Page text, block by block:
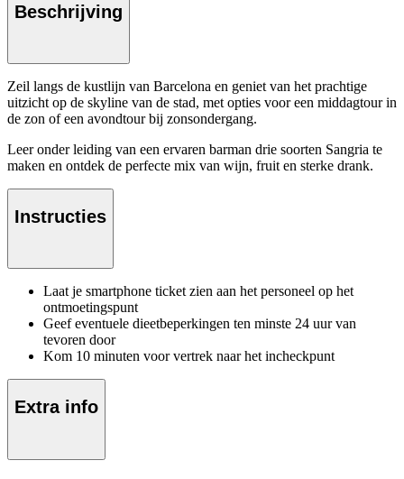
Beschrijving
Zeil langs de kustlijn van Barcelona en geniet van het prachtige
uitzicht op de skyline van de stad, met opties voor een middagtour in
de zon of een avondtour bij zonsondergang.
Leer onder leiding van een ervaren barman drie soorten Sangria te
maken en ontdek de perfecte mix van wijn, fruit en sterke drank.
Instructies
Laat je smartphone ticket zien aan het personeel op het
ontmoetingspunt
Geef eventuele dieetbeperkingen ten minste 24 uur van
tevoren door
Kom 10 minuten voor vertrek naar het incheckpunt
Extra info